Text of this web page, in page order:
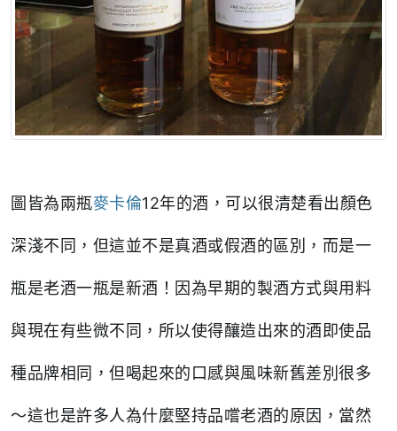
圖皆為兩瓶麥卡倫12年的酒，可以很清楚看出顏色
深淺不同，但這並不是真酒或假酒的區別，而是一
瓶是老酒一瓶是新酒！因為早期的製酒方式與用料
與現在有些微不同，所以使得釀造出來的酒即使品
種品牌相同，但喝起來的口感與風味新舊差別很多
～這也是許多人為什麼堅持品嚐老酒的原因，當然